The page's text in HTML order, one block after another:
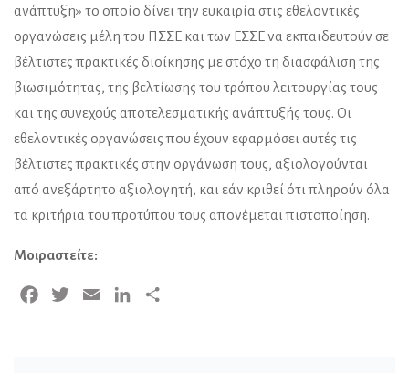
ανάπτυξη» το οποίο δίνει την ευκαιρία στις εθελοντικές
οργανώσεις μέλη του ΠΣΣΕ και των ΕΣΣΕ να εκπαιδευτούν σε
βέλτιστες πρακτικές διοίκησης με στόχο τη διασφάλιση της
βιωσιμότητας, της βελτίωσης του τρόπου λειτουργίας τους
και της συνεχούς αποτελεσματικής ανάπτυξής τους. Οι
εθελοντικές οργανώσεις που έχουν εφαρμόσει αυτές τις
βέλτιστες πρακτικές στην οργάνωση τους, αξιολογούνται
από ανεξάρτητο αξιολογητή, και εάν κριθεί ότι πληρούν όλα
τα κριτήρια του προτύπου τους απονέμεται πιστοποίηση.
Μοιραστείτε:
Facebook
Twitter Email LinkedIn